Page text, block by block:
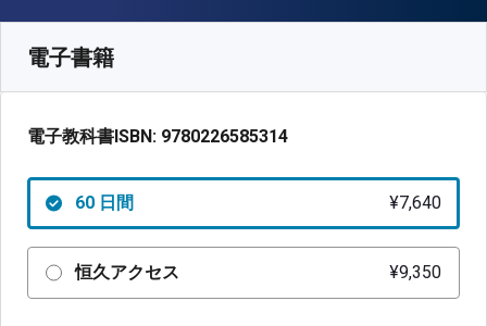
電子書籍
電子教科書ISBN: 9780226585314
60 日間 ¥7,640
恒久アクセス ¥9,350